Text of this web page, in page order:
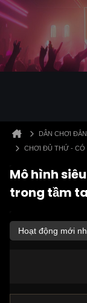
DÂN CHƠI
CHƠI ĐỦ THỨ - CÓ
Mô hình
trong tầm